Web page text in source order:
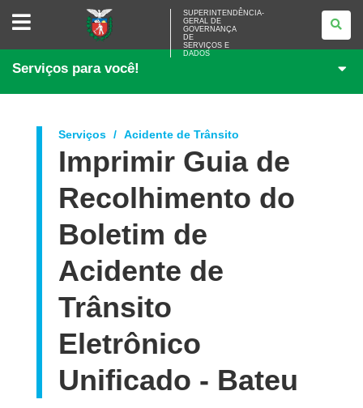
SUPERINTENDÊNCIA-
<BR>GOVERNANÇA
SERVIÇOS
DADOS
SUPERINTENDÊNCIA-
GERAL DE
GOVERNANÇA
DE
SERVIÇOS E
DADOS
Serviços para você!
Serviços Acidente de Trânsito
Imprimir Guia de
Recolhimento do
Boletim de
Acidente de
Trânsito
Eletrônico
Unificado - Bateu